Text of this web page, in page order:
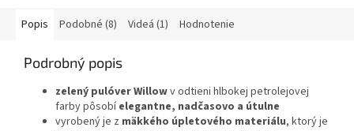
Popis Podobné (8) Videá (1) Hodnotenie
Podrobný popis
zelený pulóver Willowv odtieni hlbokej petrolejovej
farby pôsobíelegantne, nadčasovo a útulne
vyrobený je z mäkkého úpletového materiálu, ktorý je